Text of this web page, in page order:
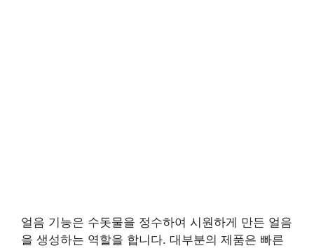
얼음 기능은 수돗물을 정수하여 시원하게 만든 얼음
을 생성하는 역할을 합니다. 대부분의 제품은 빠른